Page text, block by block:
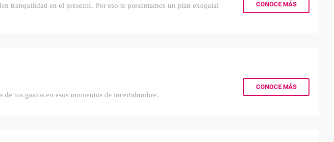
tranquilidad en el presente. Por eso te presentamos un plan exequial
CONOCE MÁS
tus gastos en esos momentos de incertidumbre.
CONOCE MÁS